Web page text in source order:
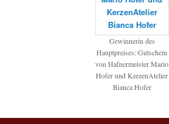
Gewinnerin des
Hauptpreises: Gutschein
von Hafnermeister Mario
Hofer und KerzenAtelier
Bianca Hofer